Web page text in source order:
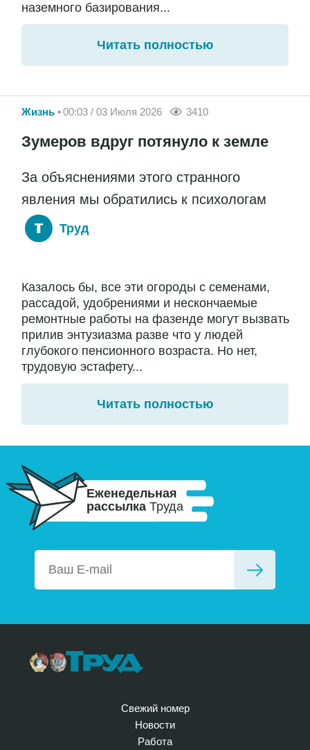
наземного базирования...
Читать полностью
Жизнь 00:03 / 03 Июля 2026 3410
Зумеров вдруг потянуло к земле
За объяснениями этого странного
явления мы обратились к психологам
Труд
Казалось бы, все эти огороды с семенами,
рассадой, удобрениями и нескончаемые
ремонтные работы на фазенде могут вызвать
прилив энтузиазма разве что у людей
глубокого пенсионного возраста. Но нет,
трудовую эстафету...
Читать полностью
Еженедельная
рассылка Труда
Свежий номер
Новости
Работа